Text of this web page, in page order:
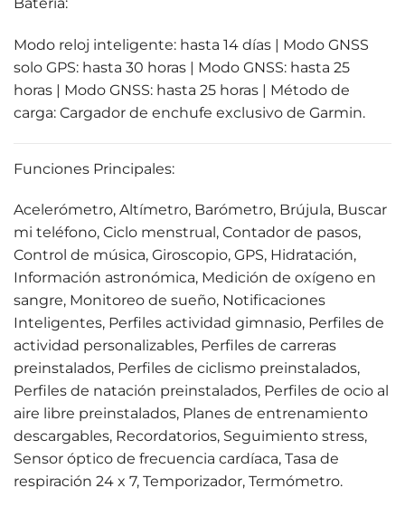
Modo reloj inteligente: hasta 14 días | Modo GNSS
solo GPS: hasta 30 horas | Modo GNSS: hasta 25
horas | Modo GNSS: hasta 25 horas | Método de
carga: Cargador de enchufe exclusivo de Garmin.
Funciones Principales:
Acelerómetro, Altímetro, Barómetro, Brújula, Buscar
mi teléfono, Ciclo menstrual, Contador de pasos,
Control de música, Giroscopio, GPS, Hidratación,
Información astronómica, Medición de oxígeno en
sangre, Monitoreo de sueño, Notificaciones
Inteligentes, Perfiles actividad gimnasio, Perfiles de
actividad personalizables, Perfiles de carreras
preinstalados, Perfiles de ciclismo preinstalados,
Perfiles de natación preinstalados, Perfiles de ocio al
aire libre preinstalados, Planes de entrenamiento
descargables, Recordatorios, Seguimiento stress,
Sensor óptico de frecuencia cardíaca, Tasa de
respiración 24 x 7, Temporizador, Termómetro.